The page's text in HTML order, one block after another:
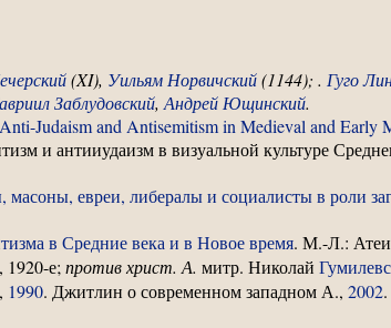
(XI), Уильям Норвичский(1144); . Гуго
Заблудовский,Андрей Ющинский.
Judaism and Antisemitism in Medieval and Early
и антииудаизм в визуальной культуре
евреи, либералы и социалисты в роли
в Средние века и в Новое время. М.-Л.:
, 1920-е;против христ. А. митр. Николай
1990. Джитлин о современном западном А., 2002.